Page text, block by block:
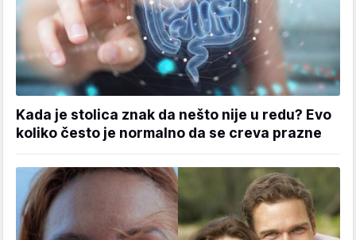
Kada je stolica znak da nešto nije u redu? Evo
koliko često je normalno da se creva prazne